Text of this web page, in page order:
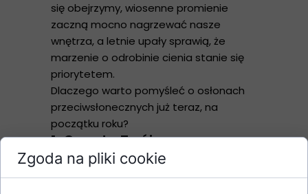
się obejrzymy, wiosenne promienie
zaczną mocno nagrzewać nasze
wnętrza, a letnie upały sprawią, że
marzenie o odrobinie cienia stanie się
priorytetem.
Dlaczego warto pomyśleć o osłonach
przeciwsłonecznych już teraz, na
początku roku?
1. Czas to Twój
sprzymierzeniec
Zgoda na pliki cookie